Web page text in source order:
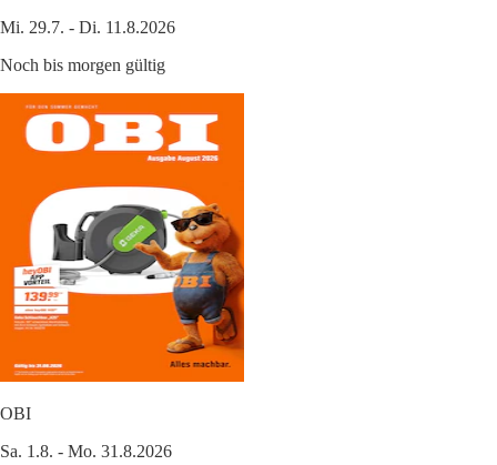
Mi. 29.7. - Di. 11.8.2026
Noch bis morgen gültig
OBI
Sa. 1.8. - Mo. 31.8.2026